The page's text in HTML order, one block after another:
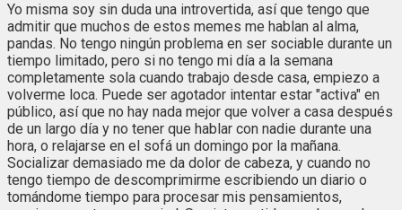
Yo misma soy sin duda una introvertida, así que tengo que
admitir que muchos de estos memes me hablan al alma,
pandas. No tengo ningún problema en ser sociable durante un
tiempo limitado, pero si no tengo mi día a la semana
completamente sola cuando trabajo desde casa, empiezo a
volverme loca. Puede ser agotador intentar estar "activa" en
público, así que no hay nada mejor que volver a casa después
de un largo día y no tener que hablar con nadie durante una
hora, o relajarse en el sofá un domingo por la mañana.
Socializar demasiado me da dolor de cabeza, y cuando no
tengo tiempo de descomprimirme escribiendo un diario o
tomándome tiempo para procesar mis pensamientos,